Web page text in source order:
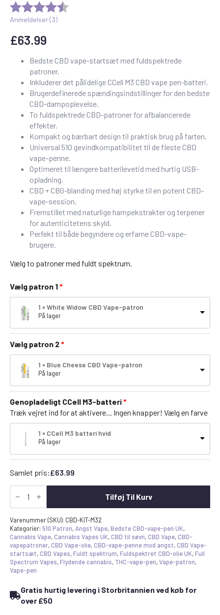
Anmeldelser (3)
£63.99
Bedste CBD vape-startsæt med fuldspektrede
patroner.
Inkluderer det pålidelige CCell M3 CBD vape pen-batteri.
Brugerdefinerede spændingsindstillinger for den bedste
CBD-dampoplevelse.
To fuldspektrede CBD-patroner for afbalancerede
effekter.
Kompakt og bærbart design til praktisk brug på farten.
Universal 510 gevindkompatibilitet til de fleste CBD
vape-penne.
Optimeret til længere batterilevetid med hurtig USB-
opladning.
CBD + CBG-blanding med høj styrke til en potent CBD-
vape-session.
Fremstillet med naturlige hampekstrakter og terpener
for autenticitetens skyld.
Perfekt til både begyndere og erfarne CBD-vape-
brugere.
Vælg to patroner med fuldt spektrum.
Vælg patron 1
1 × White Widow CBD Vape-patron
På lager
Vælg patron 2
1 × Blue Cheese CBD Vape-patron
På lager
Genopladeligt CCell M3-batteri
Træk vejret ind for at aktivere... Ingen knapper! Vælg en farve
1 × CCell M3 batteri hvid
På lager
Samlet pris:£63.99
Bedste
CBD
startsæt
-
2x
patroner
og
Ccell
M3-
batteripakke
Tilføj Til Kurv
Varenummer (SKU): CBD-KIT-M32
Kategorier: 510 Patron, Angst Vape,Bedste CBD-vape-pen UK,
Cannabis Vape,Cannabis Vapes UK,CBD til søvn,CBD Vape,CBD-
vapepatroner,CBD Vape-olie,CBD-vape-penne mod angst,CBD Vape-
startsæt,CBD Vapes,Fuldt spektrum,Fuldspektret CBD-olie UK,Full
Spectrum Vapes,Flydende cannabis, THC-vape-pen,Vape-patron,
Vape-pen
Gratis hurtig levering i Storbritannien ved køb for
over £50